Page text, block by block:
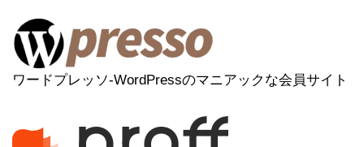
ワードプレッソ-WordPressのマニアックな会員サイト